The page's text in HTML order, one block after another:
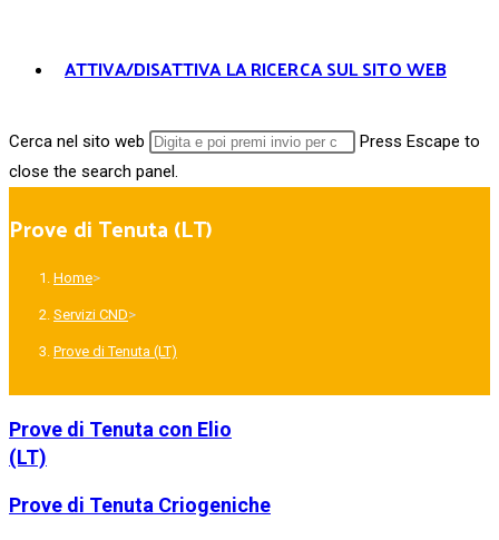
ATTIVA/DISATTIVA LA RICERCA SUL SITO WEB
Cerca nel sito web
Press Escape to
close the search panel.
Prove di Tenuta (LT)
Home>
Servizi CND>
Prove di Tenuta (LT)
Prove di Tenuta con Elio
(LT)
Prove di Tenuta Criogeniche